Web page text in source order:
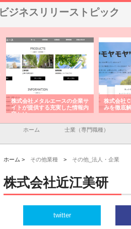
ビジネスリリーストピック
株式会社メタルエースの企業サ
イトが提供する充実した情報内
容とは
株式会社
みを徹底
ホーム 士業（専門職種）
ホーム > その他業種 > その他_法人・企業
株式会社近江美研
twitter